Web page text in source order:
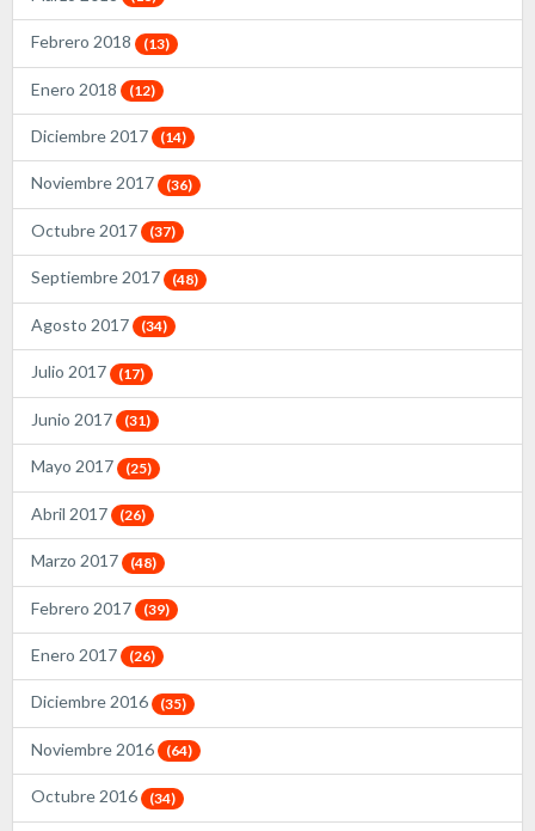
Febrero 2018 (13)
Enero 2018 (12)
Diciembre 2017 (14)
Noviembre 2017 (36)
Octubre 2017 (37)
Septiembre 2017 (48)
Agosto 2017 (34)
Julio 2017 (17)
Junio 2017 (31)
Mayo 2017 (25)
Abril 2017 (26)
Marzo 2017 (48)
Febrero 2017 (39)
Enero 2017 (26)
Diciembre 2016 (35)
Noviembre 2016 (64)
Octubre 2016 (34)